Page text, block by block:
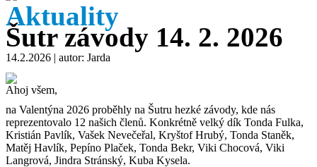
Aktuality
Šutr závody 14. 2. 2026
14.2.2026 | autor: Jarda
Ahoj všem,
na Valentýna 2026 proběhly na Šutru hezké závody, kde nás
reprezentovalo 12 našich členů. Konkrétně velký dík Tonda Fulka,
Kristián Pavlík, Vašek Nevečeřal, Kryštof Hrubý, Tonda Staněk,
Matěj Havlík, Pepíno Plaček, Tonda Bekr, Viki Chocová, Viki
Langrová, Jindra Stránský, Kuba Kysela.